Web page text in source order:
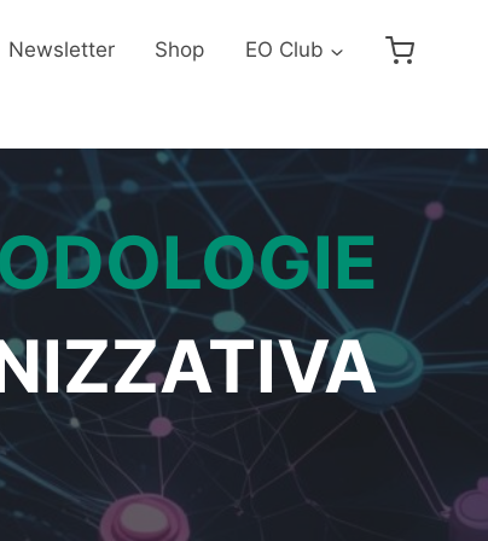
Newsletter Shop EO Club